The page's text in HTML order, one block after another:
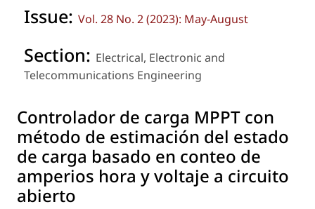
Issue: Vol. 28 No. 2 (2023): May-August
Section: Electrical, Electronic and
Telecommunications Engineering
Controlador de carga MPPT con
método de estimación del estado
de carga basado en conteo de
amperios hora y voltaje a circuito
abierto